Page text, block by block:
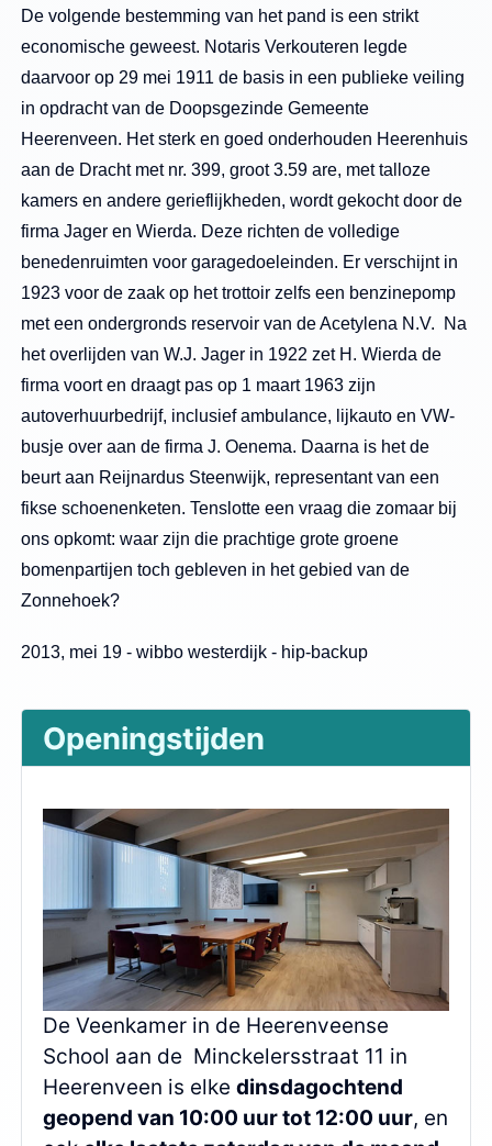
De volgende bestemming van het pand is een strikt
economische geweest. Notaris Verkouteren legde
daarvoor op 29 mei 1911 de basis in een publieke veiling
in opdracht van de Doopsgezinde Gemeente
Heerenveen. Het sterk en goed onderhouden Heerenhuis
aan de Dracht met nr. 399, groot 3.59 are, met talloze
kamers en andere gerieflijkheden, wordt gekocht door de
firma Jager en Wierda. Deze richten de volledige
benedenruimten voor garagedoeleinden. Er verschijnt in
1923 voor de zaak op het trottoir zelfs een benzinepomp
met een ondergronds reservoir van de Acetylena N.V. Na
het overlijden van W.J. Jager in 1922 zet H. Wierda de
firma voort en draagt pas op 1 maart 1963 zijn
autoverhuurbedrijf, inclusief ambulance, lijkauto en VW-
busje over aan de firma J. Oenema. Daarna is het de
beurt aan Reijnardus Steenwijk, representant van een
fikse schoenenketen. Tenslotte een vraag die zomaar bij
ons opkomt: waar zijn die prachtige grote groene
bomenpartijen toch gebleven in het gebied van de
Zonnehoek?
2013, mei 19 - wibbo westerdijk - hip-backup
Openingstijden
De Veenkamer in de Heerenveense
School aan de Minckelersstraat 11 in
Heerenveen is elke dinsdagochtend
geopend van 10:00 uur tot 12:00 uur, en